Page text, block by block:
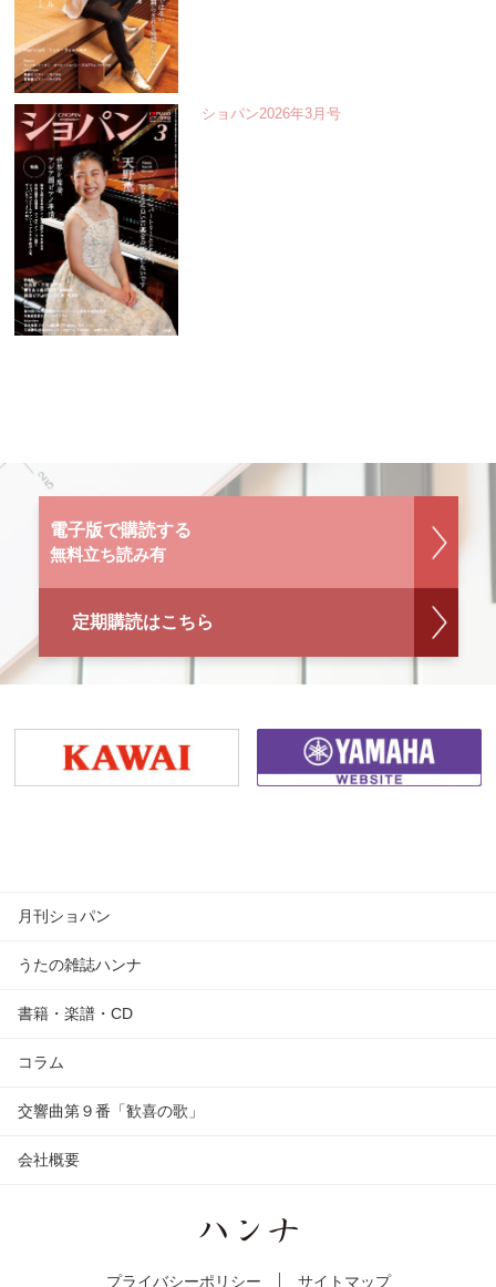
ショパン2026年3月号
電子版で購読する
無料立ち読み有
定期購読はこちら
月刊ショパン
うたの雑誌ハンナ
書籍・楽譜・CD
コラム
交響曲第９番「歓喜の歌」
会社概要
プライバシーポリシー サイトマップ